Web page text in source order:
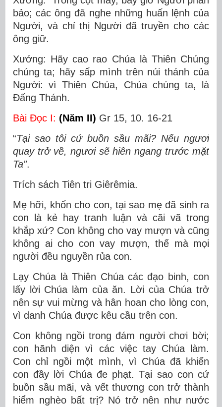
bảo; các ông đã nghe những huấn lệnh của
Người, và chỉ thị Người đã truyền cho các
ông giữ.
Xướng: Hãy cao rao Chúa là Thiên Chúng
chúng ta; hãy sấp mình trên núi thánh của
Người: vì Thiên Chúa, Chúa chúng ta, là
Ðấng Thánh.
Bài Ðọc I: (Năm II) Gr 15, 10. 16-21
“Tại sao tôi cứ buồn sầu mãi? Nếu ngươi
quay trở về, ngươi sẽ hiên ngang trước mặt
Ta”.
Trích sách Tiên tri Giêrêmia.
Mẹ hỡi, khốn cho con, tại sao mẹ đã sinh ra
con là kẻ hay tranh luận và cãi vã trong
khắp xứ? Con không cho vay mượn và cũng
không ai cho con vay mượn, thế mà mọi
người đều nguyền rủa con.
Lạy Chúa là Thiên Chúa các đạo binh, con
lấy lời Chúa làm của ăn. Lời của Chúa trở
nên sự vui mừng và hân hoan cho lòng con,
vì danh Chúa được kêu cầu trên con.
Con không ngồi trong đám người chơi bời;
con hãnh diện vì các việc tay Chúa làm.
Con chỉ ngồi một mình, vì Chúa đã khiến
con đầy lời Chúa đe phạt. Tại sao con cứ
buồn sầu mãi, và vết thương con trở thành
hiểm nghèo bất trị? Nó trở nên như nước